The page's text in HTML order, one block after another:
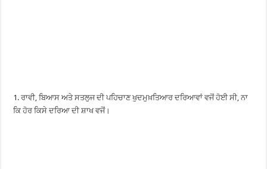
1. ਰਾਵੀ, ਬਿਆਸ ਅਤੇ ਸਤਲੁਜ ਦੀ ਪਹਿਚਾਣ ਖੁਦਮੁਖ਼ਤਿਆਰ ਦਰਿਆਵਾਂ ਵਜੋਂ ਹੋਈ ਸੀ, ਨਾ
ਕਿ ਹੋਰ ਕਿਸੇ ਦਰਿਆ ਦੀ ਸ਼ਾਖ ਵਜੋਂ।